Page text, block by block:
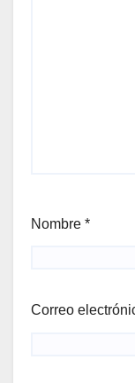
Nombre *
Correo